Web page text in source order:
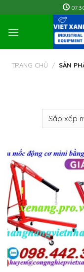
to
content
TRANG CHỦ / SẢN